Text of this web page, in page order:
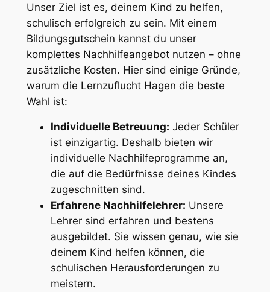
Unser Ziel ist es, deinem Kind zu helfen,
schulisch erfolgreich zu sein. Mit einem
Bildungsgutschein kannst du unser
komplettes Nachhilfeangebot nutzen – ohne
zusätzliche Kosten. Hier sind einige Gründe,
warum die Lernzuflucht Hagen die beste
Wahl ist:
Individuelle Betreuung: Jeder Schüler
ist einzigartig. Deshalb bieten wir
individuelle Nachhilfeprogramme an,
die auf die Bedürfnisse deines Kindes
zugeschnitten sind.
Erfahrene Nachhilfelehrer: Unsere
Lehrer sind erfahren und bestens
ausgebildet. Sie wissen genau, wie sie
deinem Kind helfen können, die
schulischen Herausforderungen zu
meistern.